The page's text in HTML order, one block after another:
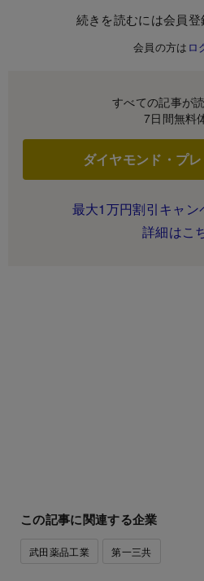
続きを読むには会員登
会員の方は ロ
すべての記事が
7日間無料
ダイヤモンド・プ
最大1万円割引キャン
詳細はこ
この記事に関連する企業
武田薬品工業 第一三共